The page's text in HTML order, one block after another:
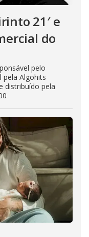
21′ e
do
pelo
pela Algohits
distribuído pela